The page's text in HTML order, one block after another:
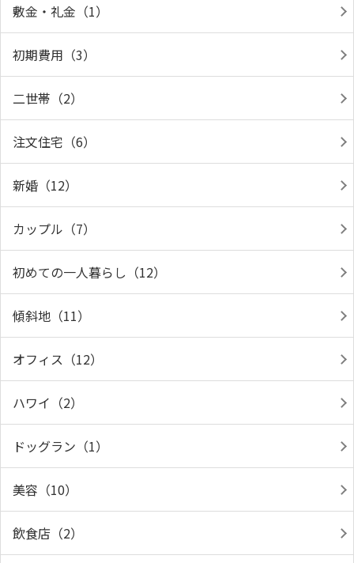
敷金・礼金（1）
初期費用（3）
二世帯（2）
注文住宅（6）
新婚（12）
カップル（7）
初めての一人暮らし（12）
傾斜地（11）
オフィス（12）
ハワイ（2）
ドッグラン（1）
美容（10）
飲食店（2）